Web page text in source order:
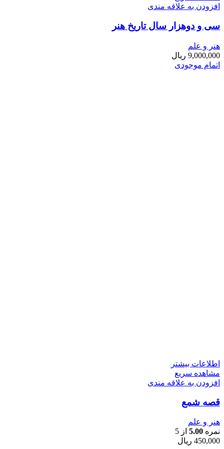
افزودن به علاقه مندی
سی و دوهزار سال تاریخ هنر
هنر و علم
9,000,000 ریال
اتمام موجودی
اطلاعات بیشتر
مشاهده سریع
افزودن به علاقه مندی
قصه شمع
هنر و علم
نمره 5.00 از 5
450,000 ریال